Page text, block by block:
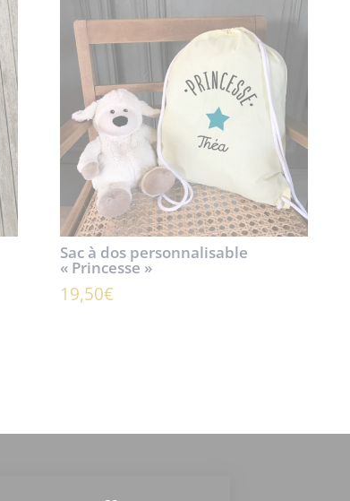
Sac à dos personnalisable
« Princesse »
19,50€